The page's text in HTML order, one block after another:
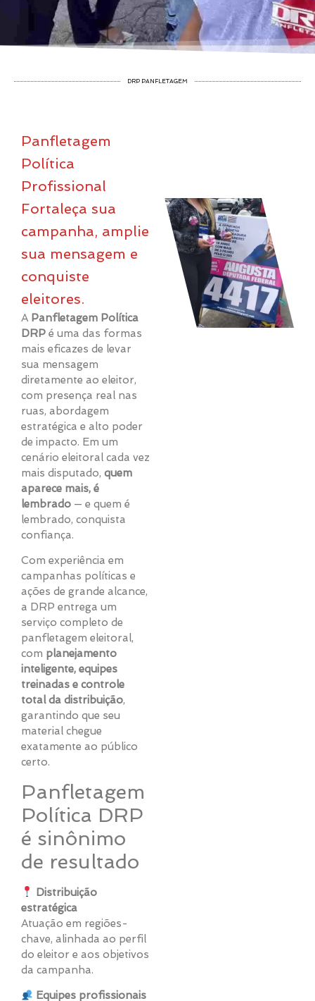
DRP PANFLETAGEM
Panfletagem
Política
Profissional
Fortaleça sua
campanha, amplie
sua mensagem e
conquiste
eleitores.
A Panfletagem Política
DRP é uma das formas
mais eficazes de levar
sua mensagem
diretamente ao eleitor,
com presença real nas
ruas, abordagem
estratégica e alto poder
de impacto. Em um
cenário eleitoral cada vez
mais disputado, quem
aparece mais, é
lembrado — e quem é
lembrado, conquista
confiança.
Com experiência em
campanhas políticas e
ações de grande alcance,
a DRP entrega um
serviço completo de
panfletagem eleitoral,
com planejamento
inteligente, equipes
treinadas e controle
total da distribuição,
garantindo que seu
material chegue
exatamente ao público
certo.
Panfletagem
Política DRP
é sinônimo
de resultado
Distribuição
estratégica
Atuação em regiões-
chave, alinhada ao perfil
do eleitor e aos objetivos
da campanha.
Equipes profissionais